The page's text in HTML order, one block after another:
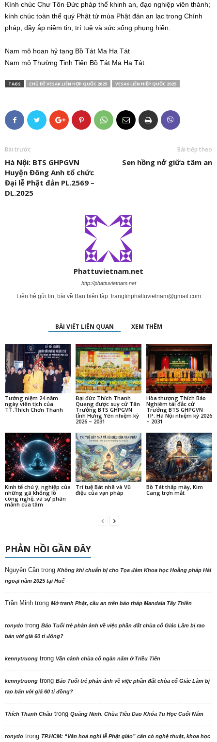
Kính chúc Chư Tôn Đức pháp thể khinh an, đạo nghiệp viên thành;
kính chúc toàn thể quý Phật tử mùa Phật đản an lạc trong Chính
pháp, đầy ắp niềm tin, trí tuệ và sức sống phụng hiến.
Nam mô hoan hỷ tạng Bồ Tát Ma Ha Tát
Nam mô Thường Tinh Tiến Bồ Tát Ma Ha Tát
TAGS CHỦ ĐỀ VESAK LIÊN HỢP QUỐC 2025 VESAK LIÊN HIỆP QUỐC 2025
Bài trước
Hà Nội: BTS GHPGVN
Huyện Đông Anh tổ chức
Đại lễ Phật đản PL.2569 –
DL.2025
Bài tiếp theo
Sen hồng nở giữa tâm an
Phattuvietnam.net
http://phattuvietnam.net
Liên hệ gửi tin, bài về Ban biên tập: trangtinphattuvietnam@gmail.com
BÀI VIẾT LIÊN QUAN XEM THÊM
Tưởng niệm 24 năm
ngày viên tịch của
TT.Thích Chơn Thanh
Đại đức Thích Thanh
Quang được suy cử Tân
Trưởng BTS GHPGVN
tỉnh Hưng Yên nhiệm kỳ
2026 – 2031
Hòa thượng Thích Bảo
Nghiêm tái đắc cử
Trưởng BTS GHPGVN
TP. Hà Nội nhiệm kỳ 2026
– 2031
Kinh tế chú ý, nghiệp của
những gã khổng lồ
công nghệ, và sự phân
mảnh của tâm
Trí tuệ Bát nhã và Vũ
điệu của vạn pháp
Bồ Tát thấp mày, Kim
Cang trợn mắt
PHẢN HỒI GẦN ĐÂY
Nguyên Cần trong Không khí chuẩn bị cho Tọa đàm Khoa học Hoằng pháp Hải
ngoại năm 2025 tại Huế
Trần Minh trong Mở tranh Phật, cầu an trên bảo tháp Mandala Tây Thiên
tonydo trong Báo Tuổi trẻ phản ảnh về việc phần đất chùa cổ Giác Lâm bị rao
bán với giá 60 tỉ đồng?
kennytruong trong Vãn cảnh chùa cổ ngàn năm ở Triều Tiên
kennytruong trong Báo Tuổi trẻ phản ảnh về việc phần đất chùa cổ Giác Lâm bị
rao bán với giá 60 tỉ đồng?
Thích Thanh Châu trong Quảng Ninh. Chùa Tiêu Dao Khóa Tu Học Cuối Năm
tonydo trong TP.HCM: “Văn hoá nghi lễ Phật giáo” cần có nghệ thuật, khoa học